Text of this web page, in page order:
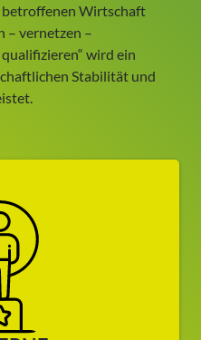
Wirtschaft
– vernetzen –
wird ein
Stabilität und